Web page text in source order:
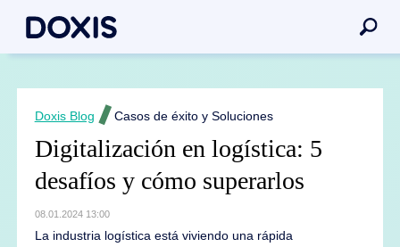
Doxis Blog Casos de éxito y Soluciones
Digitalización en logística: 5
desafíos y cómo superarlos
08.01.2024 13:00
La industria logística está viviendo una rápida